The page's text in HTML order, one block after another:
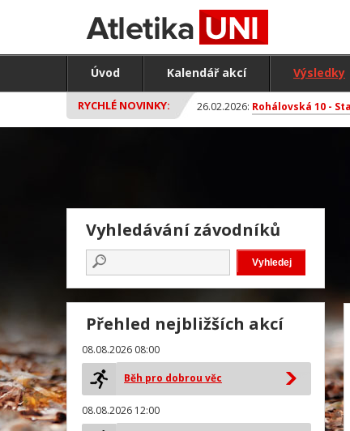
Úvod Kalendář akcí Výsledky
RYCHLÉ NOVINKY: 26.02.2026: Rohálovská 10 -
Vyhledávání závodníků
Přehled nejbližších akcí
08.08.2026 08:00
Běh pro dobrou věc
08.08.2026 12:00